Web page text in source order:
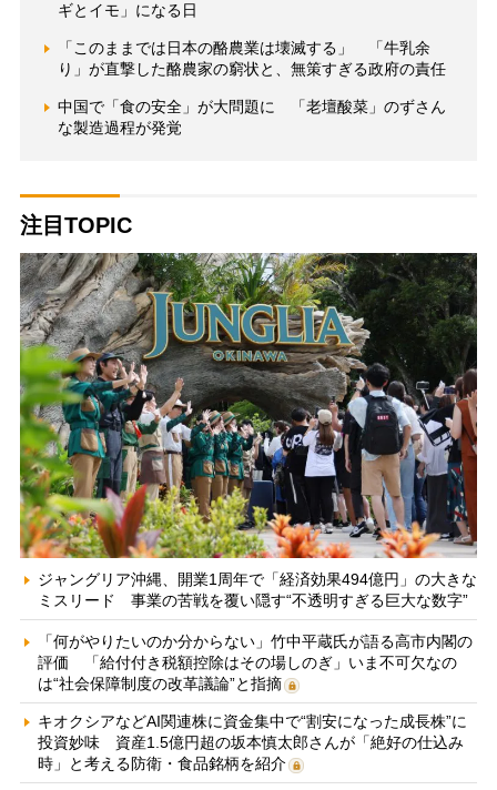
ギとイモ」になる日
「このままでは日本の酪農業は壊滅する」 「牛乳余
り」が直撃した酪農家の窮状と、無策すぎる政府の責任
中国で「食の安全」が大問題に 「老壇酸菜」のずさん
な製造過程が発覚
注目TOPIC
ジャングリア沖縄、開業1周年で「経済効果494億円」の大きな
ミスリード 事業の苦戦を覆い隠す“不透明すぎる巨大な数字”
「何がやりたいのか分からない」竹中平蔵氏が語る高市内閣の
評価 「給付付き税額控除はその場しのぎ」いま不可欠なの
は“社会保障制度の改革議論”と指摘
キオクシアなどAI関連株に資金集中で“割安になった成長株”に
投資妙味 資産1.5億円超の坂本慎太郎さんが「絶好の仕込み
時」と考える防衛・食品銘柄を紹介